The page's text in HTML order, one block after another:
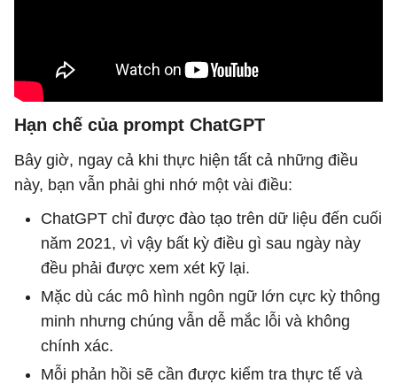
Hạn chế của prompt ChatGPT
Bây giờ, ngay cả khi thực hiện tất cả những điều
này, bạn vẫn phải ghi nhớ một vài điều:
ChatGPT chỉ được đào tạo trên dữ liệu đến cuối
năm 2021, vì vậy bất kỳ điều gì sau ngày này
đều phải được xem xét kỹ lại.
Mặc dù các mô hình ngôn ngữ lớn cực kỳ thông
minh nhưng chúng vẫn dễ mắc lỗi và không
chính xác.
Mỗi phản hồi sẽ cần được kiểm tra thực tế và